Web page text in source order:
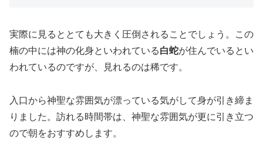
実際に見るととても大きく圧倒されることでしょう。この
楠の中には神の化身といわれている白蛇が住んでいるとい
われているのですが、見れるのは稀です。
入口から神聖な雰囲気が漂っている気がして身が引き締ま
りました。訪れる時間帯は、神聖な雰囲気が更に引き立つ
ので朝をおすすめします。